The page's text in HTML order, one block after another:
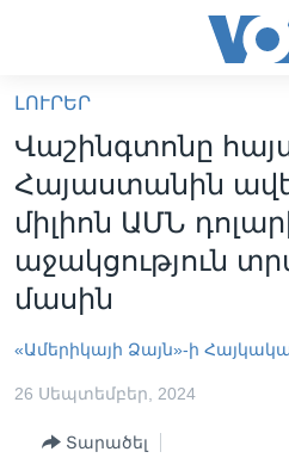
հիմնական
բովանդակությանը
անցնել
հիմնական
բովանդակությանը
հիմնական
բովանդակություն
ԼՈՒՐԵՐ
ՍՓՅՈՒՌՔ
ՏԵՍԱՆՅՈՒԹԵՐ
ՖԻԼՄԵՐ
ՖԻԼՄԵՐ
IN ENGLISH
ՄԵՐ ՄԱՍԻՆ
ՄԵՐ ՄԱՍԻՆ
ՈՒԿՐԱԻՆԱԿԱՆ ՊԱՏԵՐԱԶՄ
Learning English
ԼՈՒՐԵՐ
Վաշինգտոնը
Հայաստանին
միլիոն ԱՄՆ
աջակցություն
մասին
«Ամերիկայի Ձայն»-ի
26 Սեպտեմբեր, 2024
Տարածել